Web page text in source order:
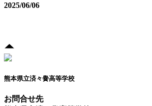
2025/06/06
熊本県立済々黌高等学校
お問合せ先